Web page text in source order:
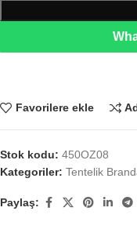
Favorilere ekle
Stok kodu: 450OZ08
Kategoriler: Tentelik
Paylaş: